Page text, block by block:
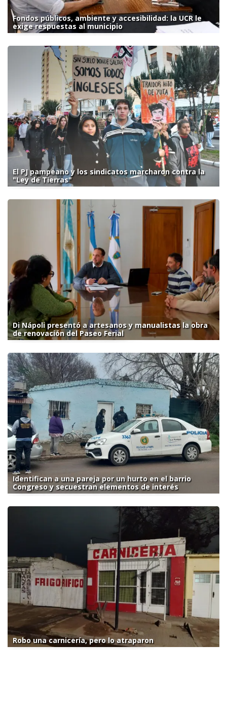
Fondos públicos, ambiente y accesibilidad: la UCR le
exige respuestas al municipio
El PJ pampeano y los sindicatos marcharon contra la
"Ley de Tierras"
Di Nápoli presentó a artesanos y manualistas la obra
de renovación del Paseo Ferial
Identifican a una pareja por un hurto en el barrio
Congreso y secuestran elementos de interés
Robo una carnicería, pero lo atraparon